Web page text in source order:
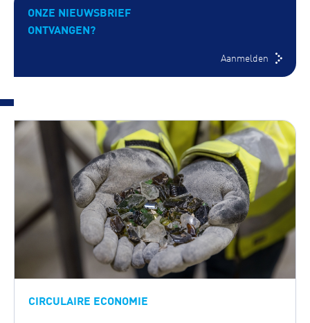
ONZE NIEUWSBRIEF
ONTVANGEN?
Aanmelden
CIRCULAIRE ECONOMIE